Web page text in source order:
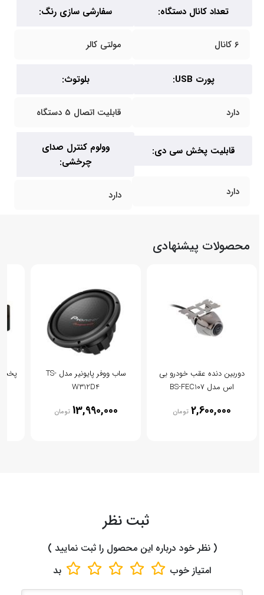
تعداد کانال دستگاه: سفارشی سازی رنگ:
مولتی کالر
پورت USB:
دارد
بلوتوث:
قابلیت اتصال 5 دستگاه
قابلیت پخش سی دی:
دارد
وولوم کنترل صدای
چرخشی:
دارد
محصولات پیشنهادی
دوربین دنده عقب خودرو بی
اس مدل BS-FEC107
2,600,000 تومان
ساب ووفر پایونیر مدل TS-
W312D4
13,990,000 تومان
پخش
ثبت نظر
( نظر خود درباره این محصول را ثبت نمایید )
امتیاز خوب بد